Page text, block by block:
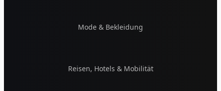
Mode & Bekleidung
Reisen, Hotels & Mobilität